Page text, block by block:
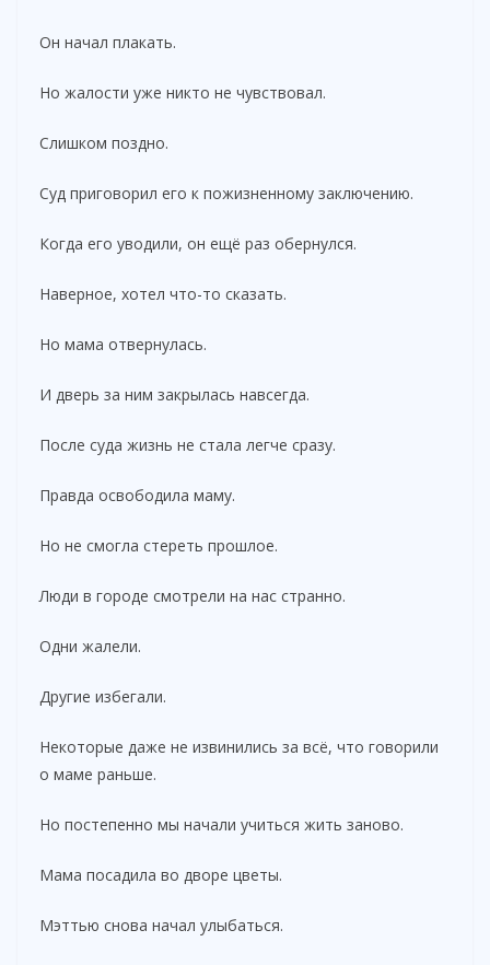
Он начал плакать.
Но жалости уже никто не чувствовал.
Слишком поздно.
Суд приговорил его к пожизненному заключению.
Когда его уводили, он ещё раз обернулся.
Наверное, хотел что-то сказать.
Но мама отвернулась.
И дверь за ним закрылась навсегда.
После суда жизнь не стала легче сразу.
Правда освободила маму.
Но не смогла стереть прошлое.
Люди в городе смотрели на нас странно.
Одни жалели.
Другие избегали.
Некоторые даже не извинились за всё, что говорили
о маме раньше.
Но постепенно мы начали учиться жить заново.
Мама посадила во дворе цветы.
Мэттью снова начал улыбаться.